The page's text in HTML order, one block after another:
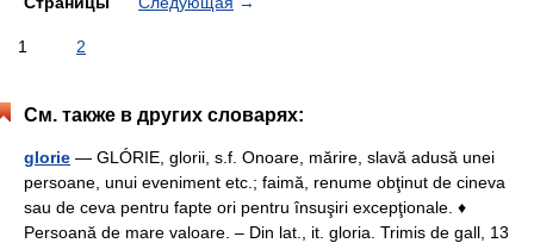
1 2
См. также в других словарях:
glorie — GLÓRIE, glorii, s.f. Onoare, mărire, slavă adusă unei
persoane, unui eveniment etc.; faimă, renume obţinut de cineva
sau de ceva pentru fapte ori pentru însuşiri excepţionale. ♦
Persoană de mare valoare. – Din lat., it. gloria. Trimis de gall, 13